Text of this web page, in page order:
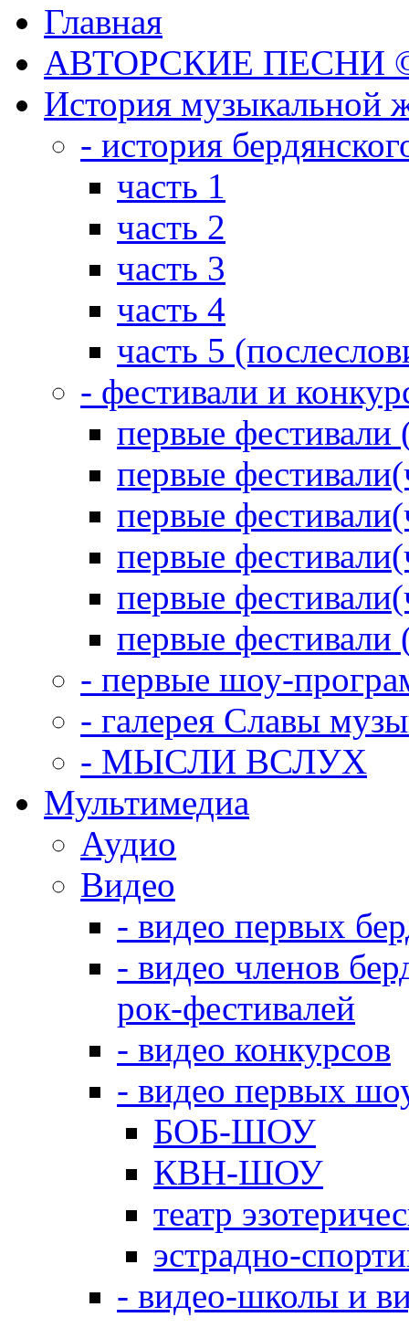
Главная
АВТОРСКИЕ ПЕСНИ ©
История музыкальной
- история
часть 1
часть 2
часть 3
часть 4
часть 5
- фестивали и
первые фестивали
первые
первые
первые
первые
первые фестивали
- первые шоу-
- галерея Славы
- МЫСЛИ ВСЛУХ
Мультимедиа
Аудио
Видео
- видео первых
- видео членов
рок-фестивалей
- видео конкурсов
- видео первых
БОБ-ШОУ
КВН-ШОУ
театр
эстрадно-
- видео-школы и